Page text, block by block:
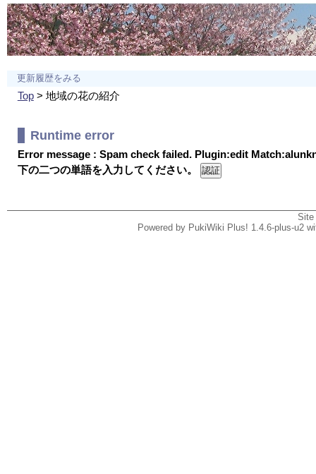
更新履歴をみる
Top> 地域の花の紹介
Runtime error
Error message : Spam check failed. Plugin:edit
下の二つの単語を入力してください。
Powered by PukiWiki Plus! 1.4.6-plus-u2